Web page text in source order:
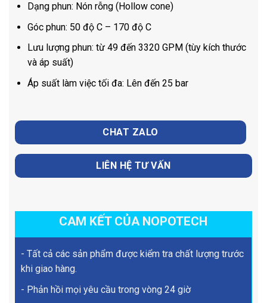
Dạng phun: Nón rỗng (Hollow cone)
Góc phun: 50 độ C – 170 độ C
Lưu lượng phun: từ 49 đến 3320 GPM (tùy kích thước
và áp suất)
Áp suất làm việc tối đa: Lên đến 25 bar
CHAT ZALO
LIÊN HỆ TƯ VẤN
CAM KẾT CỦA NOPOTECH
- Tất cả các sản phẩm được kiểm tra chất lượng trước
khi giao hàng.
- Phản hồi mọi yêu cầu trong vòng 24 giờ